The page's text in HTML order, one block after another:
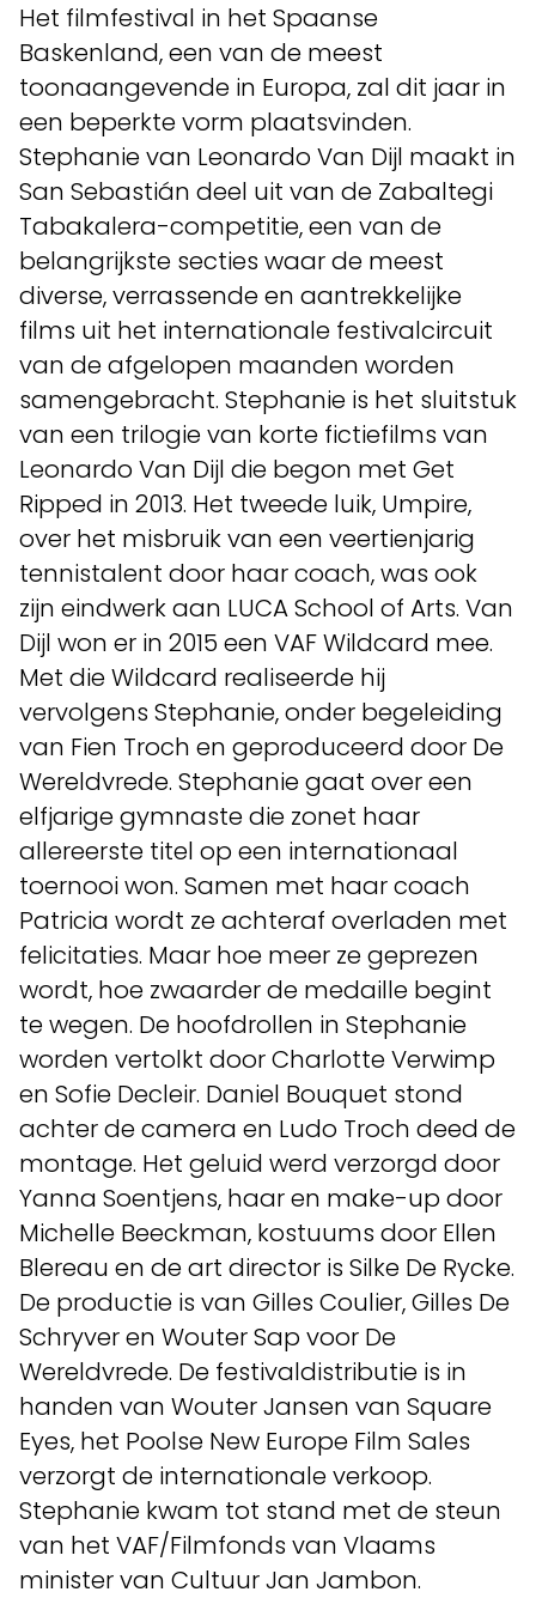
Het filmfestival in het Spaanse
Baskenland, een van de meest
toonaangevende in Europa, zal dit jaar in
een beperkte vorm plaatsvinden.
Stephanie van Leonardo Van Dijl maakt in
San Sebastián deel uit van de Zabaltegi
Tabakalera-competitie, een van de
belangrijkste secties waar de meest
diverse, verrassende en aantrekkelijke
films uit het internationale festivalcircuit
van de afgelopen maanden worden
samengebracht. Stephanie is het sluitstuk
van een trilogie van korte fictiefilms van
Leonardo Van Dijl die begon met Get
Ripped in 2013. Het tweede luik, Umpire,
over het misbruik van een veertienjarig
tennistalent door haar coach, was ook
zijn eindwerk aan LUCA School of Arts. Van
Dijl won er in 2015 een VAF Wildcard mee.
Met die Wildcard realiseerde hij
vervolgens Stephanie, onder begeleiding
van Fien Troch en geproduceerd door De
Wereldvrede. Stephanie gaat over een
elfjarige gymnaste die zonet haar
allereerste titel op een internationaal
toernooi won. Samen met haar coach
Patricia wordt ze achteraf overladen met
felicitaties. Maar hoe meer ze geprezen
wordt, hoe zwaarder de medaille begint
te wegen. De hoofdrollen in Stephanie
worden vertolkt door Charlotte Verwimp
en Sofie Decleir. Daniel Bouquet stond
achter de camera en Ludo Troch deed de
montage. Het geluid werd verzorgd door
Yanna Soentjens, haar en make-up door
Michelle Beeckman, kostuums door Ellen
Blereau en de art director is Silke De Rycke.
De productie is van Gilles Coulier, Gilles De
Schryver en Wouter Sap voor De
Wereldvrede. De festivaldistributie is in
handen van Wouter Jansen van Square
Eyes, het Poolse New Europe Film Sales
verzorgt de internationale verkoop.
Stephanie kwam tot stand met de steun
van het VAF/Filmfonds van Vlaams
minister van Cultuur Jan Jambon.